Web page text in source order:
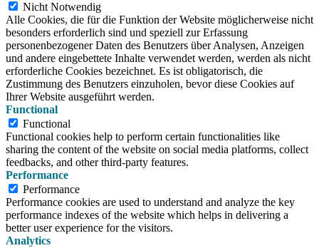
Nicht Notwendig
Alle Cookies, die für die Funktion der Website möglicherweise nicht
besonders erforderlich sind und speziell zur Erfassung
personenbezogener Daten des Benutzers über Analysen, Anzeigen
und andere eingebettete Inhalte verwendet werden, werden als nicht
erforderliche Cookies bezeichnet. Es ist obligatorisch, die
Zustimmung des Benutzers einzuholen, bevor diese Cookies auf
Ihrer Website ausgeführt werden.
Functional
Functional
Functional cookies help to perform certain functionalities like
sharing the content of the website on social media platforms, collect
feedbacks, and other third-party features.
Performance
Performance
Performance cookies are used to understand and analyze the key
performance indexes of the website which helps in delivering a
better user experience for the visitors.
Analytics